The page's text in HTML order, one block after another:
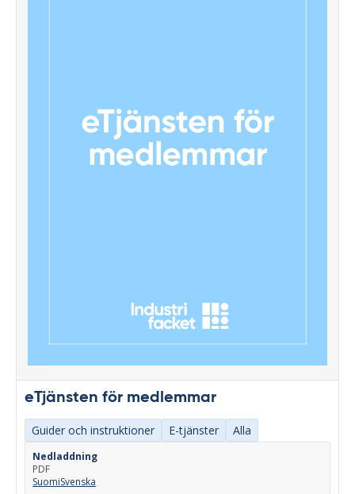
eTjänsten för medlemmar
Guider och instruktioner E-tjänster Alla
Nedladdning
PDF
SuomiSvenska